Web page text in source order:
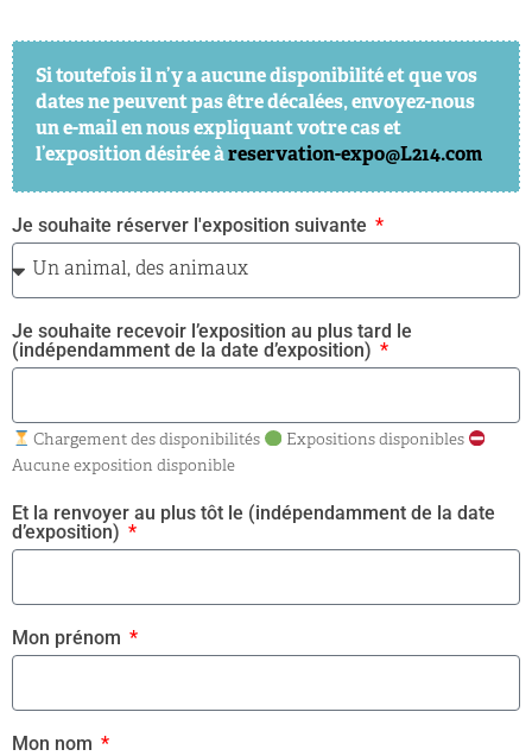
Si toutefois il n’y a aucune disponibilité et que vos
dates ne peuvent pas être décalées, envoyez-nous
un e-mail en nous expliquant votre cas et
l’exposition désirée àreservation-expo@L214.com
Je souhaite réserver l'exposition suivante
Je souhaite recevoir l’exposition au plus tard le
(indépendamment de la date d’exposition)
Chargement des disponibilités
Expositions disponibles
Aucune exposition disponible
Et la renvoyer au plus tôt le (indépendamment de la date
d’exposition)
Mon prénom
Mon nom